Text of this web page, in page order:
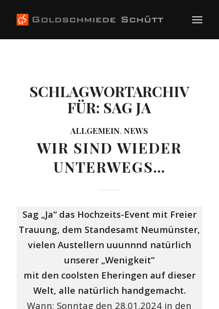
SCHLAGWORTARCHIV
FÜR: SAG JA
ALLGEMEIN, NEWS
WIR SIND WIEDER
UNTERWEGS…
Sag „Ja“ das Hochzeits-Event mit Freier
Trauung, dem Standesamt Neumünster,
vielen Austellern uuunnnd natürlich
unserer „Wenigkeit“
mit den coolsten Eheringen auf dieser
Welt, alle natürlich handgemacht.
Wann: Sonntag den 28.01.2024 in den